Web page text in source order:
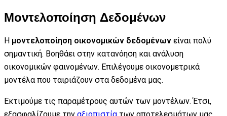
Μοντελοποίηση Δεδομένων
Η μοντελοποίηση οικονομικών δεδομένων είναι πολύ
σημαντική. Βοηθάει στην κατανόηση και ανάλυση
οικονομικών φαινομένων. Επιλέγουμε οικονομετρικά
μοντέλα που ταιριάζουν στα δεδομένα μας.
Εκτιμούμε τις παραμέτρους αυτών των μοντέλων. Έτσι,